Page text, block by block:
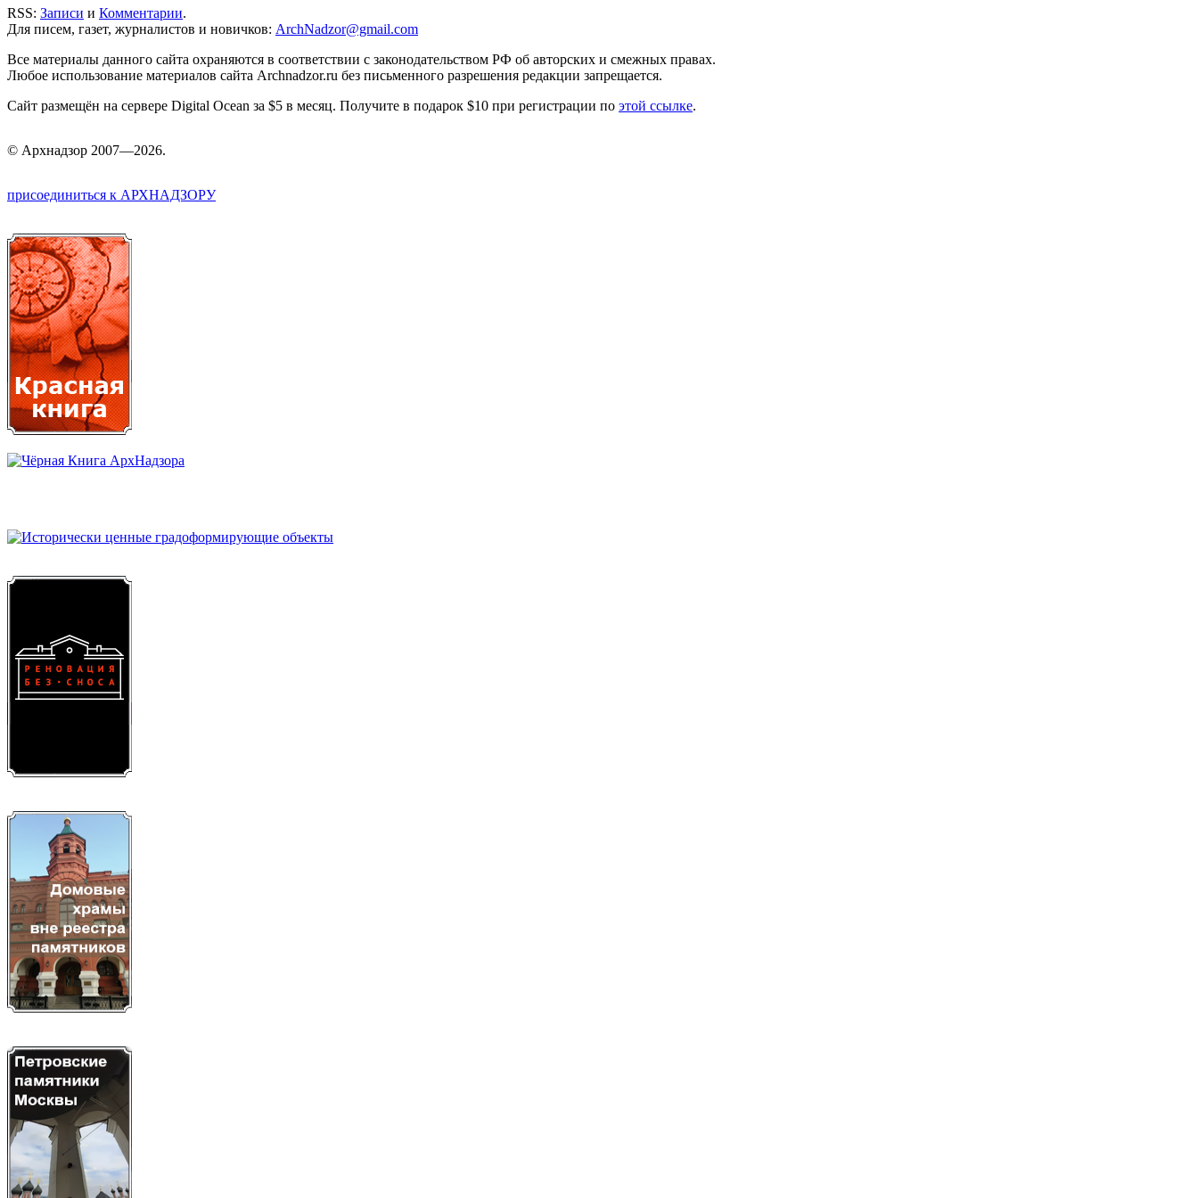
RSS: Записи и Комментарии.
Для писем, газет, журналистов и новичков: ArchNadzor@gmail.com
Все материалы данного сайта охраняются в соответствии с законодательством РФ об авторских и смежных правах.
Любое использование материалов сайта Archnadzor.ru без письменного разрешения редакции запрещается.
Сайт размещён на сервере Digital Ocean за $5 в месяц. Получите в подарок $10 при регистрации по этой ссылке.
© Архнадзор 2007—2026.
присоединиться к АРХНАДЗОРУ